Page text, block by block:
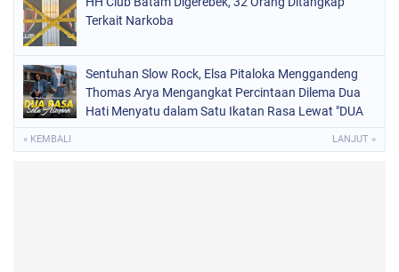
Terkait Narkoba
Sentuhan Slow Rock, Elsa Pitaloka Menggandeng
Thomas Arya Mengangkat Percintaan Dilema Dua
Hati Menyatu dalam Satu Ikatan Rasa Lewat "DUA
« KEMBALI LANJUT »